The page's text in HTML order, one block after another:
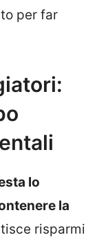
per far
lo
la
risparmi